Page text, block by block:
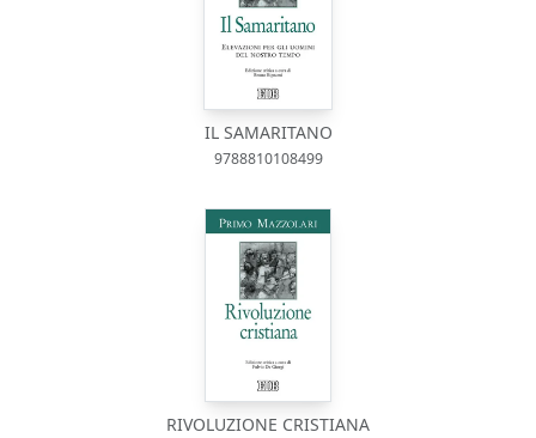
IL SAMARITANO
9788810108499
RIVOLUZIONE CRISTIANA